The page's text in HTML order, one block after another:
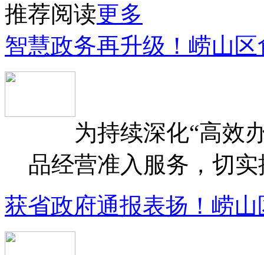
推荐阅读更多
智慧政务再升级！崂山
为持续深化“高效办
品经营准入服务，切
获省政府通报表扬！崂